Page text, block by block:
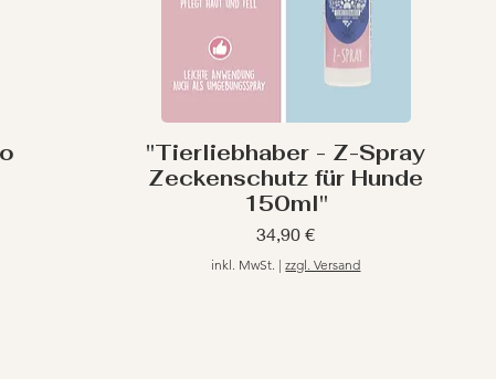
"Tierliebhaber - Z-Spray
Zeckenschutz für Hunde
150ml"
Preis
34,90 €
inkl. MwSt. |zzgl. Versand